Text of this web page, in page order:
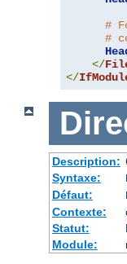
#
#
</
</
Description:
Syntaxe:
Défaut:
Contexte:
Statut:
Module: